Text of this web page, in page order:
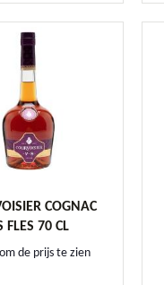
COGNAC
FLES 70 CL
de prijs te zien